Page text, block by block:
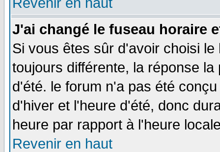
J'ai changé le fuseau horaire
Si vous êtes sûr d'avoir choisi
toujours différente, la réponse
d'été. le forum n'a pas été
d'hiver et l'heure d'été, donc
heure par rapport à l'heure
Revenir en haut